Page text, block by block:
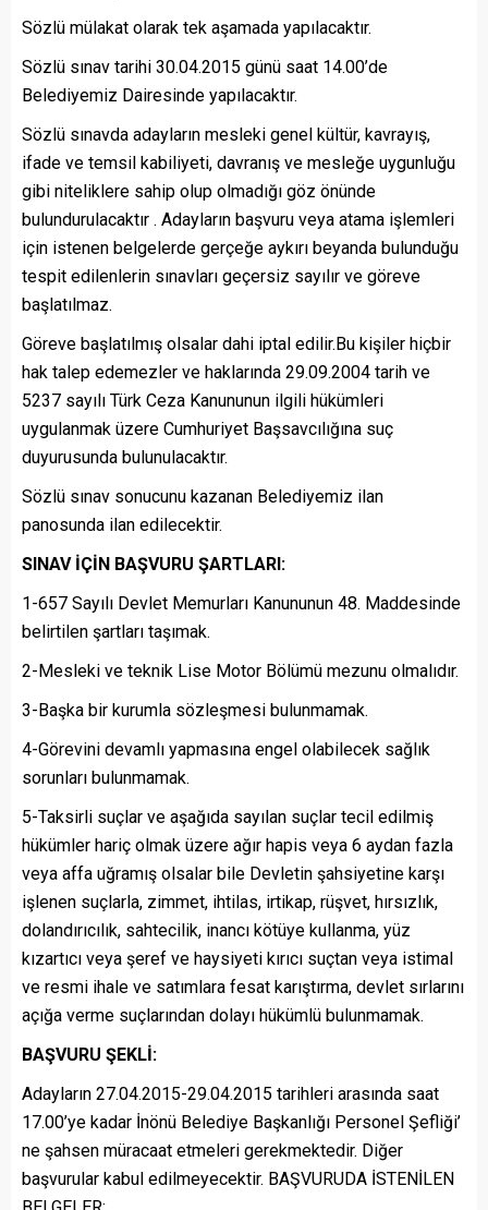
Sözlü mülakat olarak tek aşamada yapılacaktır.
Sözlü sınav tarihi 30.04.2015 günü saat 14.00’de
Belediyemiz Dairesinde yapılacaktır.
Sözlü sınavda adayların mesleki genel kültür, kavrayış,
ifade ve temsil kabiliyeti, davranış ve mesleğe uygunluğu
gibi niteliklere sahip olup olmadığı göz önünde
bulundurulacaktır . Adayların başvuru veya atama işlemleri
için istenen belgelerde gerçeğe aykırı beyanda bulunduğu
tespit edilenlerin sınavları geçersiz sayılır ve göreve
başlatılmaz.
Göreve başlatılmış olsalar dahi iptal edilir.Bu kişiler hiçbir
hak talep edemezler ve haklarında 29.09.2004 tarih ve
5237 sayılı Türk Ceza Kanununun ilgili hükümleri
uygulanmak üzere Cumhuriyet Başsavcılığına suç
duyurusunda bulunulacaktır.
Sözlü sınav sonucunu kazanan Belediyemiz ilan
panosunda ilan edilecektir.
SINAV İÇİN BAŞVURU ŞARTLARI:
1-657 Sayılı Devlet Memurları Kanununun 48. Maddesinde
belirtilen şartları taşımak.
2-Mesleki ve teknik Lise Motor Bölümü mezunu olmalıdır.
3-Başka bir kurumla sözleşmesi bulunmamak.
4-Görevini devamlı yapmasına engel olabilecek sağlık
sorunları bulunmamak.
5-Taksirli suçlar ve aşağıda sayılan suçlar tecil edilmiş
hükümler hariç olmak üzere ağır hapis veya 6 aydan fazla
veya affa uğramış olsalar bile Devletin şahsiyetine karşı
işlenen suçlarla, zimmet, ihtilas, irtikap, rüşvet, hırsızlık,
dolandırıcılık, sahtecilik, inancı kötüye kullanma, yüz
kızartıcı veya şeref ve haysiyeti kırıcı suçtan veya istimal
ve resmi ihale ve satımlara fesat karıştırma, devlet sırlarını
açığa verme suçlarından dolayı hükümlü bulunmamak.
BAŞVURU ŞEKLİ:
Adayların 27.04.2015-29.04.2015 tarihleri arasında saat
17.00’ye kadar İnönü Belediye Başkanlığı Personel Şefliği’
ne şahsen müracaat etmeleri gerekmektedir. Diğer
başvurular kabul edilmeyecektir. BAŞVURUDA İSTENİLEN